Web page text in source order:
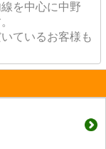
を中心に中野
ているお客様も